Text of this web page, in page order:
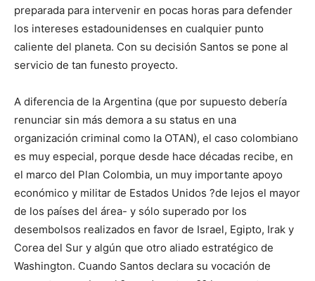
preparada para intervenir en pocas horas para defender
los intereses estadounidenses en cualquier punto
caliente del planeta. Con su decisión Santos se pone al
servicio de tan funesto proyecto.
A diferencia de la Argentina (que por supuesto debería
renunciar sin más demora a su status en una
organización criminal como la OTAN), el caso colombiano
es muy especial, porque desde hace décadas recibe, en
el marco del Plan Colombia, un muy importante apoyo
económico y militar de Estados Unidos ?de lejos el mayor
de los países del área- y sólo superado por los
desembolsos realizados en favor de Israel, Egipto, Irak y
Corea del Sur y algún que otro aliado estratégico de
Washington. Cuando Santos declara su vocación de